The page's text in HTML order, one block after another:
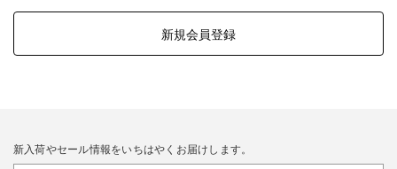
新規会員登録
新入荷やセール情報をいちはやくお届けします。